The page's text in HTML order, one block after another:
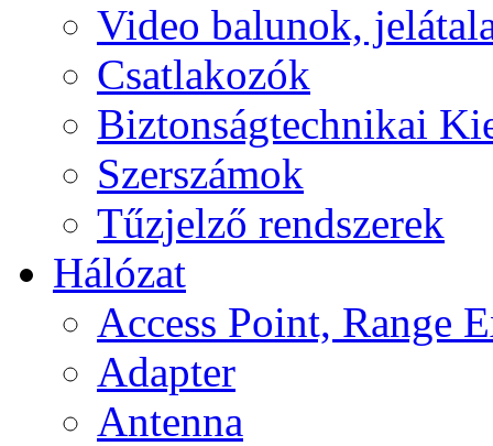
Video balunok,
Csatlakozók
Biztonságtechnikai
Szerszámok
Tűzjelző rendszerek
Hálózat
Access Point, Range
Adapter
Antenna